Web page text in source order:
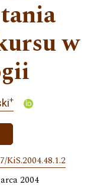
w
+
KiS.2004.48.1.2
2004